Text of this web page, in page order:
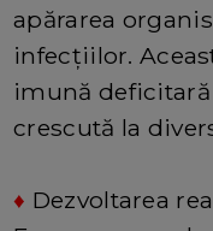
apărarea
infecțiilor.
imună
crescută la
♦ Dezvoltarea